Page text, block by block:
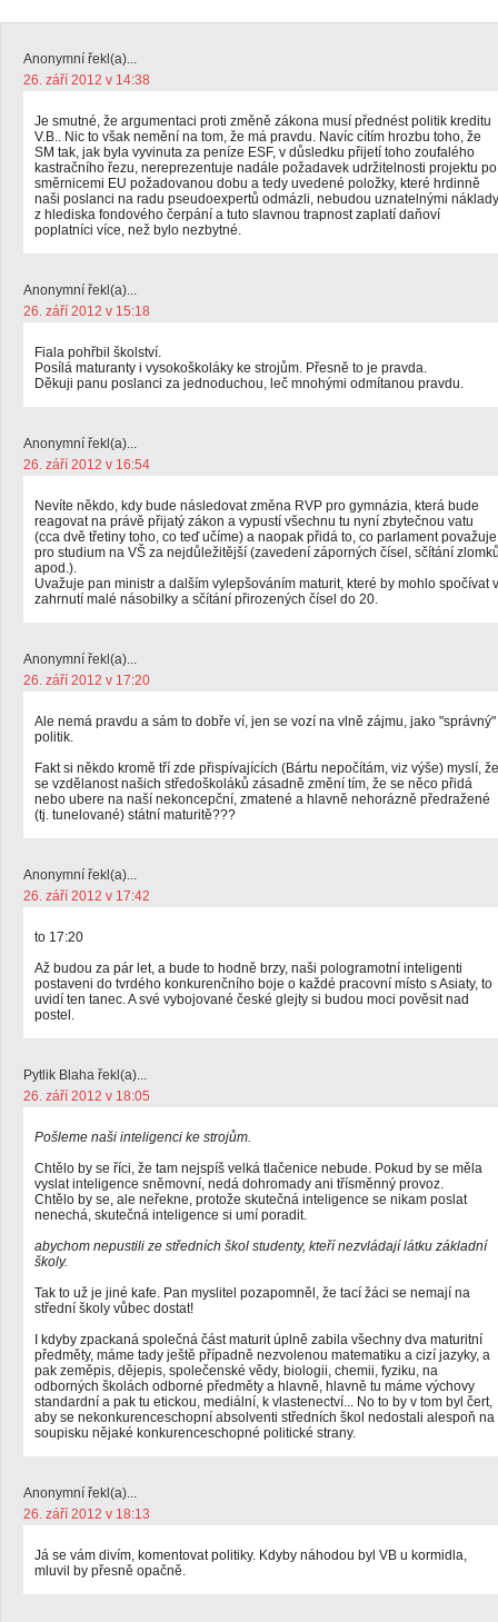
Anonymní řekl(a)...
26. září 2012 v 14:38
Je smutné, že argumentaci proti změně zákona musí přednést politik kreditu
V.B.. Nic to však nemění na tom, že má pravdu. Navíc cítím hrozbu toho, že
SM tak, jak byla vyvinuta za peníze ESF, v důsledku přijetí toho zoufalého
kastračního řezu, nereprezentuje nadále požadavek udržitelnosti projektu po
směrnicemi EU požadovanou dobu a tedy uvedené položky, které hrdinně
naši poslanci na radu pseudoexpertů odmázli, nebudou uznatelnými náklady
z hlediska fondového čerpání a tuto slavnou trapnost zaplatí daňoví
poplatníci více, než bylo nezbytné.
Anonymní řekl(a)...
26. září 2012 v 15:18
Fiala pohřbil školství.
Posílá maturanty i vysokoškoláky ke strojům. Přesně to je pravda.
Děkuji panu poslanci za jednoduchou, leč mnohými odmítanou pravdu.
Anonymní řekl(a)...
26. září 2012 v 16:54
Nevíte někdo, kdy bude následovat změna RVP pro gymnázia, která bude
reagovat na právě přijatý zákon a vypustí všechnu tu nyní zbytečnou vatu
(cca dvě třetiny toho, co teď učíme) a naopak přidá to, co parlament považuje
pro studium na VŠ za nejdůležitější (zavedení záporných čísel, sčítání
apod.).
Uvažuje pan ministr a dalším vylepšováním maturit, které by mohlo spočívat v
zahrnutí malé násobilky a sčítání přirozených čísel do 20.
Anonymní řekl(a)...
26. září 2012 v 17:20
Ale nemá pravdu a sám to dobře ví, jen se vozí na vlně zájmu, jako "správný"
politik.
Fakt si někdo kromě tří zde přispívajících (Bártu nepočítám, viz výše) myslí, že
se vzdělanost našich středoškoláků zásadně změní tím, že se něco přidá
nebo ubere na naší nekoncepční, zmatené a hlavně nehorázně předražené
(tj. tunelované) státní maturitě???
Anonymní řekl(a)...
26. září 2012 v 17:42
to 17:20
Až budou za pár let, a bude to hodně brzy, naši pologramotní inteligenti
postaveni do tvrdého konkurenčního boje o každé pracovní místo s Asiaty, to
uvidí ten tanec. A své vybojované české glejty si budou moci pověsit nad
postel.
Pytlik Blaha řekl(a)...
26. září 2012 v 18:05
Pošleme naši inteligenci ke strojům.
Chtělo by se říci, že tam nejspíš velká tlačenice nebude. Pokud by se měla
vyslat inteligence sněmovní, nedá dohromady ani třísměnný provoz.
Chtělo by se, ale neřekne, protože skutečná inteligence se nikam poslat
nenechá, skutečná inteligence si umí poradit.
abychom nepustili ze středních škol studenty, kteří nezvládají látku základní
školy.
Tak to už je jiné kafe. Pan myslitel pozapomněl, že tací žáci se nemají na
střední školy vůbec dostat!
I kdyby zpackaná společná část maturit úplně zabila všechny dva maturitní
předměty, máme tady ještě případně nezvolenou matematiku a cizí jazyky, a
pak zeměpis, dějepis, společenské vědy, biologii, chemii, fyziku, na
odborných školách odborné předměty a hlavně, hlavně tu máme výchovy
standardní a pak tu etickou, mediální, k vlastenectví... No to by v tom byl čert,
aby se nekonkurenceschopní absolventi středních škol nedostali alespoň na
soupisku nějaké konkurenceschopné politické strany.
Anonymní řekl(a)...
26. září 2012 v 18:13
Já se vám divím, komentovat politiky. Kdyby náhodou byl VB u kormidla,
mluvil by přesně opačně.